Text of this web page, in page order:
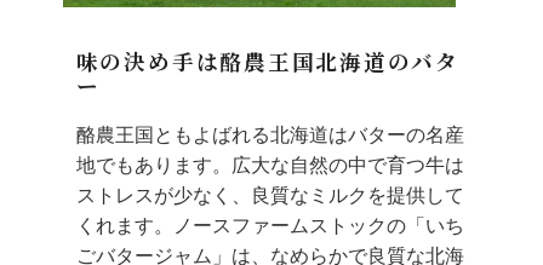
味の決め手は酪農王国北海道のバタ
ー
酪農王国ともよばれる北海道はバターの名産
地でもあります。広大な自然の中で育つ牛は
ストレスが少なく、良質なミルクを提供して
くれます。ノースファームストックの「いち
ごバタージャム」は、なめらかで良質な北海